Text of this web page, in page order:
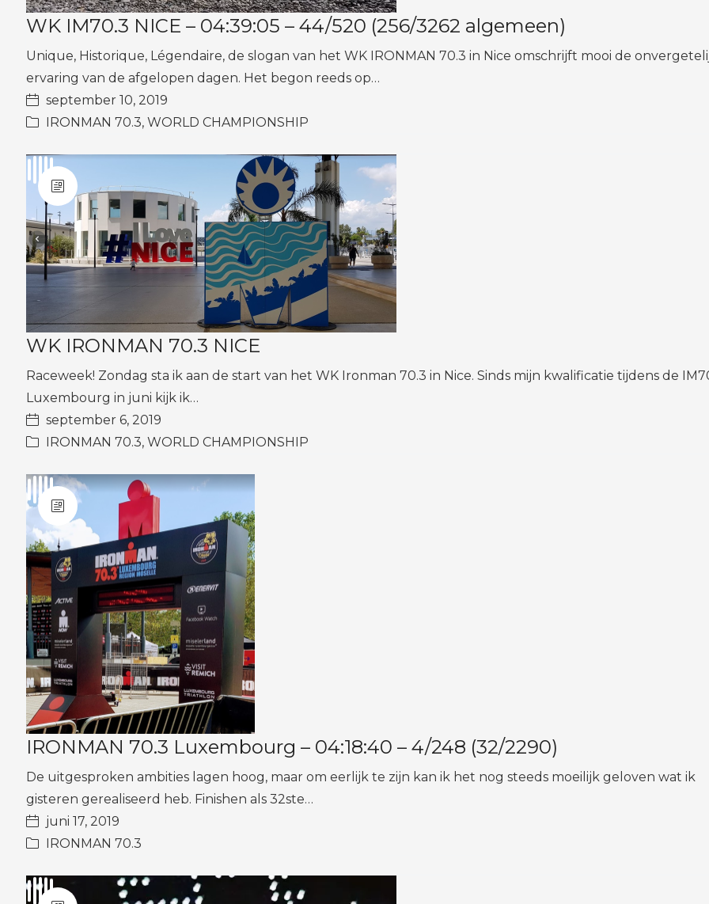
WK IM70.3 NICE – 04:39:05 – 44/520 (256/3262 algemeen)
Unique, Historique, Légendaire, de slogan van het WK IRONMAN 70.3 in Nice omschrijft mooi de
ervaring van de afgelopen dagen. Het begon reeds op…
september 10, 2019
IRONMAN 70.3, WORLD CHAMPIONSHIP
WK IRONMAN 70.3 NICE
Raceweek! Zondag sta ik aan de start van het WK Ironman 70.3 in Nice. Sinds mijn kwalificatie tijdens de
Luxembourg in juni kijk ik…
september 6, 2019
IRONMAN 70.3, WORLD CHAMPIONSHIP
IRONMAN 70.3 Luxembourg – 04:18:40 – 4/248 (32/2290)
De uitgesproken ambities lagen hoog, maar om eerlijk te zijn kan ik het nog steeds moeilijk geloven wat ik
gisteren gerealiseerd heb. Finishen als 32ste…
juni 17, 2019
IRONMAN 70.3